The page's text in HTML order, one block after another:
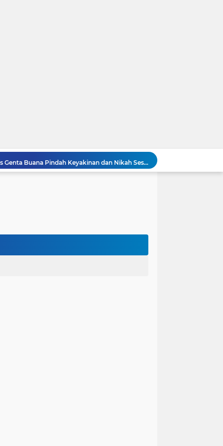
HEBOH! Video Viral Enak 7 Menit Gegerkan Publik, Nurma HMT Akhirnya Buka Suara
Viral Video Tobrut Nurma HMT Durasi 7 Menit, Link Video Andi Permata dan Izza Blunder Masih Misteri!